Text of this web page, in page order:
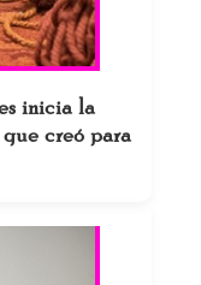
inicia la
creó para